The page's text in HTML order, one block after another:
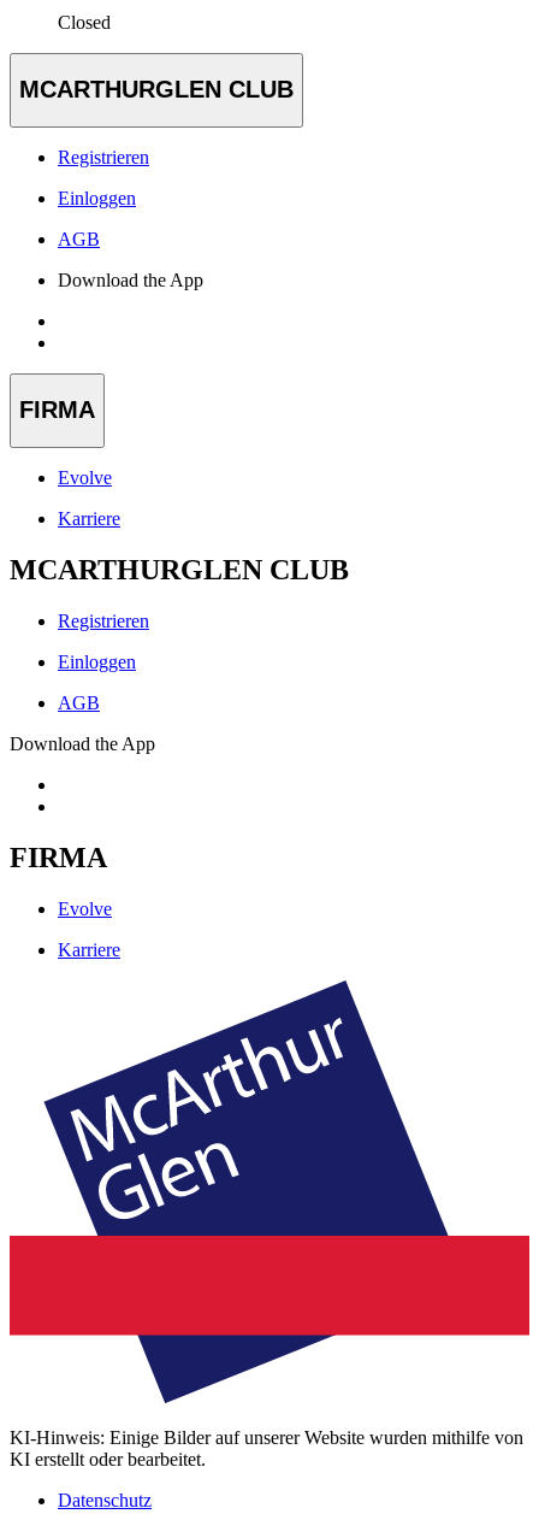
Closed
MCARTHURGLEN CLUB
Registrieren
Einloggen
AGB
Download the App
FIRMA
Evolve
Karriere
MCARTHURGLEN CLUB
Registrieren
Einloggen
AGB
Download the App
FIRMA
Evolve
Karriere
KI-Hinweis: Einige Bilder auf unserer Website wurden mithilfe von
KI erstellt oder bearbeitet.
Datenschutz